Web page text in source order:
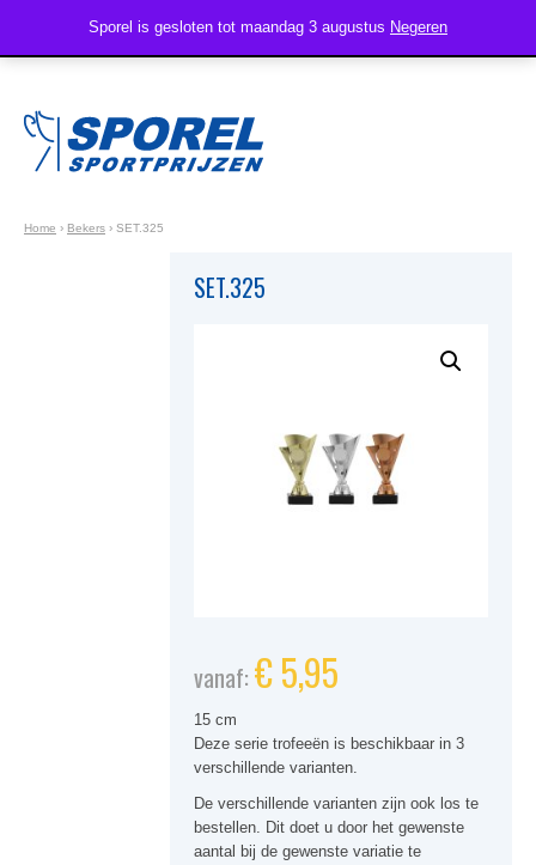
Home › Bekers › SET.325
SET.325
vanaf:€5,95
15 cm
Deze serie trofeeën is beschikbaar in 3
verschillende varianten.
De verschillende varianten zijn ook los te
bestellen. Dit doet u door het gewenste
aantal bij de gewenste variatie te
Sporel is gesloten tot maandag 3 augustus Negeren